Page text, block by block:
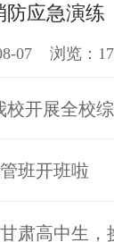
防应急演练
07 浏览：
校开展全校综
班开班啦
肃高中生，